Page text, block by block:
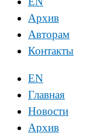
Архив
Авторам
Контакты
EN
Главная
Новости
Архив